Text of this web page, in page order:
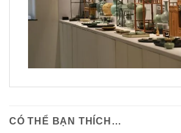
CÓ THỂ BẠN THÍCH…